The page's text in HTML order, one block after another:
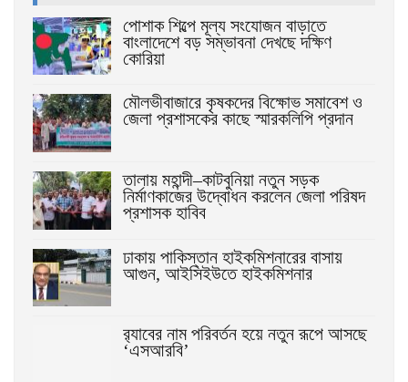
পোশাক শিল্পে মূল্য সংযোজন বাড়াতে
বাংলাদেশে বড় সম্ভাবনা দেখছে দক্ষিণ
কোরিয়া
মৌলভীবাজারে কৃষকদের বিক্ষোভ সমাবেশ ও
জেলা প্রশাসকের কাছে স্মারকলিপি প্রদান
তালায় মহান্দী–কাটবুনিয়া নতুন সড়ক
নির্মাণকাজের উদ্বোধন করলেন জেলা পরিষদ
প্রশাসক হাবিব
ঢাকায় পাকিস্তান হাইকমিশনারের বাসায়
আগুন, আইসিইউতে হাইকমিশনার
র‌্যাবের নাম পরিবর্তন হয়ে নতুন রূপে আসছে
‘এসআরবি’